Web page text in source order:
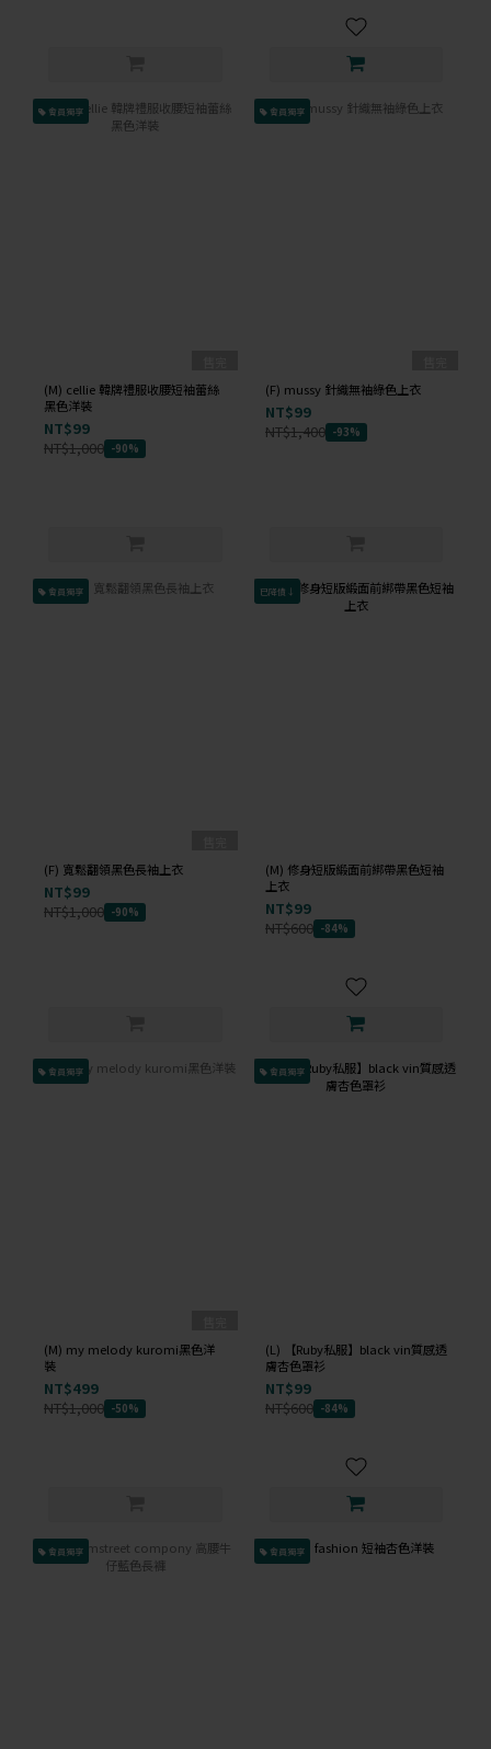
會員獨享
(M) cellie 韓牌禮服收腰短袖蕾絲
黑色洋裝
NT$99
NT$1,000 -90%
會員獨享
(F) mussy 針織無袖綠色上衣
NT$99
NT$1,400 -93%
會員獨享
(F) 寬鬆翻領黑色長袖上衣
NT$99
NT$1,000 -90%
已降價↓
(M) 修身短版緞面前綁帶黑色短袖
上衣
NT$99
NT$600 -84%
會員獨享
(M) my melody kuromi黑色洋
裝
NT$499
NT$1,000 -50%
會員獨享
(L) 【Ruby私服】black vin質感透
膚杏色罩衫
NT$99
NT$600 -84%
會員獨享 會員獨享